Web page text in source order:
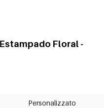
Floral -
Personalizzato